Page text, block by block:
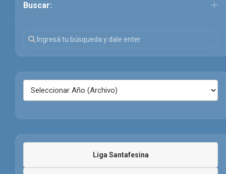
Buscar:
Liga Santafesina